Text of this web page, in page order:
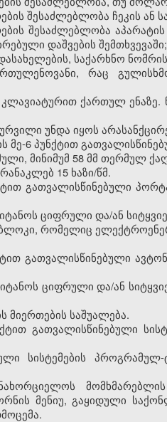
შესაძლებლობა ჩეკის ან
შესაძლებლობა
დაშვების შემთხვევაში;
დასახელების, საქარხნო
რაც
ქართულ
უნდა იყოს
მე-6 პუნქტით
მინიმუმ 58მმ თერმულ
15 ხაზი/წმ.
გათვალისწინებული
ციფრული და/ან
ბლოკი, რომელიც
გათვალისწინებული
ციფრული და/ან
მიერთების საშუალება.
გათვალისწინებული
სისტემების
მენიუ, გაყიდული